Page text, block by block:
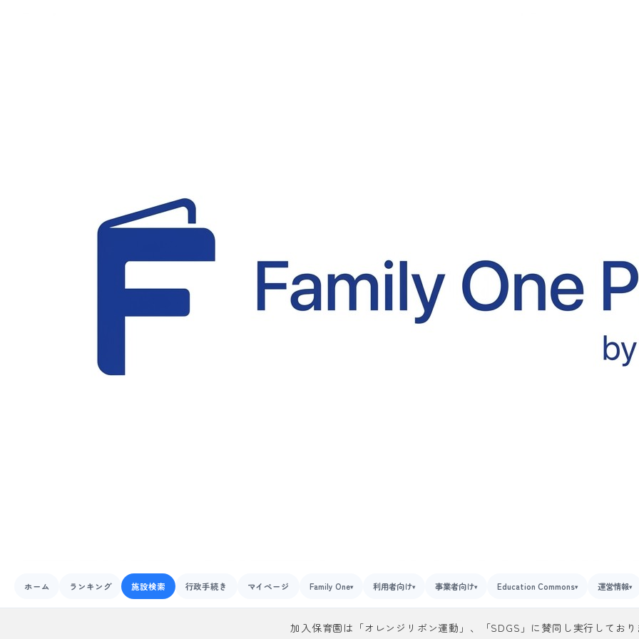
ホーム ランキング 施設検索 行政手続き マイページ Family One▾ 利用者向け▾ 事業者向け▾ Education Commons▾ 運営情報▾
加入保育園は「オレンジリボン運動」、「SDGS」に賛同し実行してお